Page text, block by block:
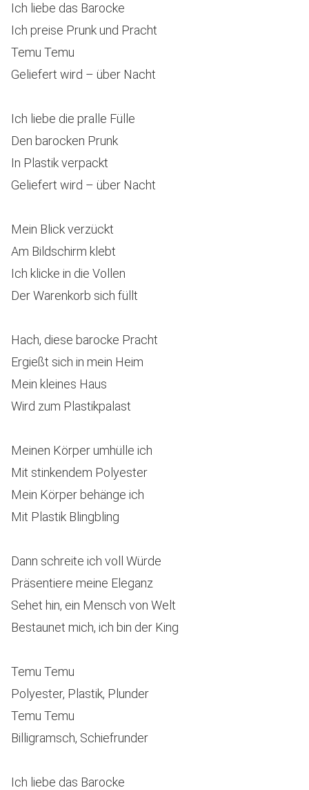
Ich liebe das Barocke
Ich preise Prunk und Pracht
Temu Temu
Geliefert wird – über Nacht
Ich liebe die pralle Fülle
Den barocken Prunk
In Plastik verpackt
Geliefert wird – über Nacht
Mein Blick verzückt
Am Bildschirm klebt
Ich klicke in die Vollen
Der Warenkorb sich füllt
Hach, diese barocke Pracht
Ergießt sich in mein Heim
Mein kleines Haus
Wird zum Plastikpalast
Meinen Körper umhülle ich
Mit stinkendem Polyester
Mein Körper behänge ich
Mit Plastik Blingbling
Dann schreite ich voll Würde
Präsentiere meine Eleganz
Sehet hin, ein Mensch von Welt
Bestaunet mich, ich bin der King
Temu Temu
Polyester, Plastik, Plunder
Temu Temu
Billigramsch, Schiefrunder
Ich liebe das Barocke